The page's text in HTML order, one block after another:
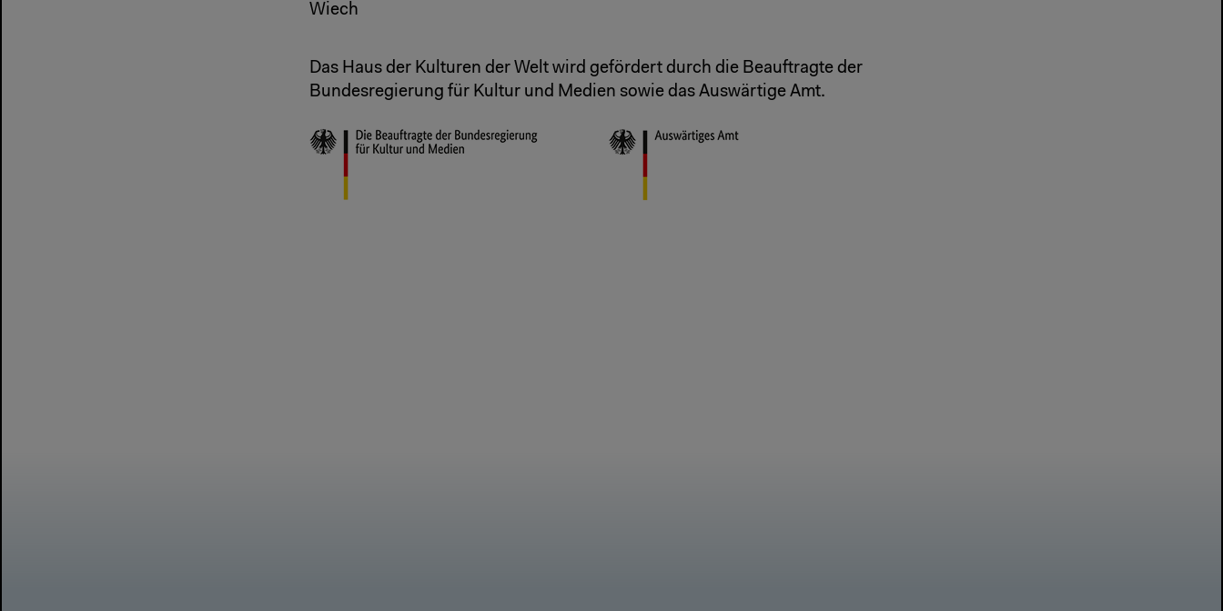
Wiech
Das Haus der Kulturen der Welt wird gefördert durch die Beauftragte der
Bundesregierung für Kultur und Medien sowie das Auswärtige Amt.